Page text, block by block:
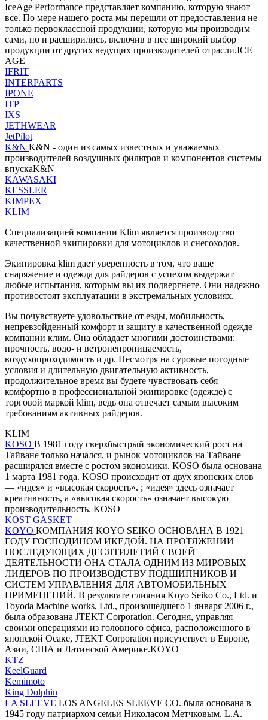
IceAge Performance представляет компанию, которую знают
все. По мере нашего роста мы перешли от предоставления не
только первоклассной продукции, которую мы производим
сами, но и расширились, включив в нее широкий выбор
продукции от других ведущих производителей отрасли.ICE
AGE
IFRIT
INTERPARTS
IPONE
ITP
IXS
JETHWEAR
JetPilot
K&N K&N - один из самых известных и уважаемых
производителей воздушных фильтров и компонентов системы
впускаK&N
KAWASAKI
KESSLER
KIMPEX
KLIM
Специализацией компании Klim является производство
качественной экипировки для мотоциклов и снегоходов.
Экипировка klim дает уверенность в том, что ваше
снаряжение и одежда для райдеров с успехом выдержат
любые испытания, которым вы их подвергнете. Они надежно
противостоят эксплуатации в экстремальных условиях.
Вы почувствуете удовольствие от езды, мобильность,
непревзойденный комфорт и защиту в качественной одежде
компании клим. Она обладает многими достоинствами:
прочность, водо- и ветронепроницаемость,
воздухопроходимость и др. Несмотря на суровые погодные
условия и длительную двигательную активность,
продолжительное время вы будете чувствовать себя
комфортно в профессиональной экипировке (одежде) с
торговой маркой klim, ведь она отвечает самым высоким
требованиям активных райдеров.
KLIM
KOSO В 1981 году сверхбыстрый экономический рост на
Тайване только начался, и рынок мотоциклов на Тайване
расширялся вместе с ростом экономики. KOSO была основана
1 марта 1981 года. KOSO происходит от двух японских слов
— «идея» и «высокая скорость». ; «идея» здесь означает
креативность, а «высокая скорость» означает высокую
производительность. KOSO
KOST GASKET
KOYO КОМПАНИЯ KOYO SEIKO ОСНОВАНА В 1921
ГОДУ ГОСПОДИНОМ ИКЕДОЙ. НА ПРОТЯЖЕНИИ
ПОСЛЕДУЮЩИХ ДЕСЯТИЛЕТИЙ СВОЕЙ
ДЕЯТЕЛЬНОСТИ ОНА СТАЛА ОДНИМ ИЗ МИРОВЫХ
ЛИДЕРОВ ПО ПРОИЗВОДСТВУ ПОДШИПНИКОВ И
СИСТЕМ УПРАВЛЕНИЯ ДЛЯ АВТОМОБИЛЬНЫХ
ПРИМЕНЕНИЙ. В результате слияния Koyo Seiko Co., Ltd. и
Toyoda Machine works, Ltd., произошедшего 1 января 2006 г.,
была образована JTEKT Corporation. Сегодня, управляя
своими операциями из головного офиса, расположенного в
японской Осаке, JTEKT Corporation присутствует в Европе,
Азии, США и Латинской Америке.KOYO
KTZ
KeelGuard
Kemimoto
King Dolphin
LA SLEEVE LOS ANGELES SLEEVE CO. была основана в
1945 году патриархом семьи Николасом Метчковым. L.A.